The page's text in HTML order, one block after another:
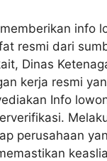
memberikan info
resmi dari
Dinas
kerja resmi
Info
perusahaan